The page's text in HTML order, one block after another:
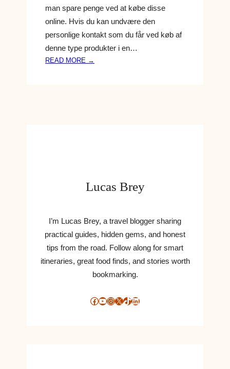
man spare penge ved at købe disse
online. Hvis du kan undvære den
personlige kontakt som du får ved køb af
denne type produkter i en…
READ MORE →
I
B
T
T
E
R
E
Lucas Brey
I’m Lucas Brey, a travel blogger sharing
practical guides, hidden gems, and honest
tips from the road. Follow along for smart
itineraries, great food finds, and stories worth
bookmarking.
Facebook YouTube InstagramX TikTok LinkedIn